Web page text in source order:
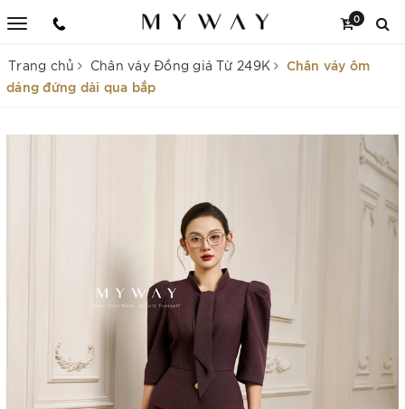
0
Trang chủ Chân váy Đồng giá Từ 249K
Chân váy ôm
dáng đứng dài qua bắp